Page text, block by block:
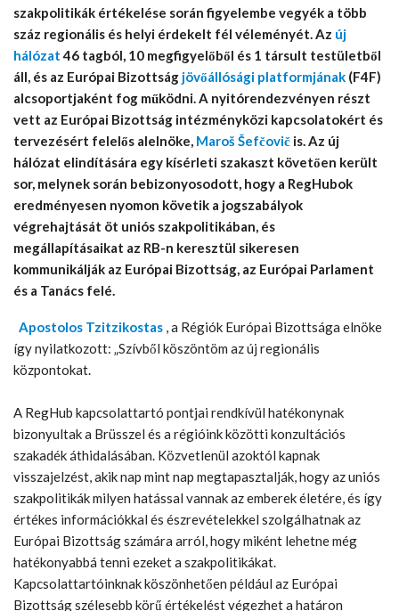
szakpolitikák értékelése során figyelembe vegyék a több
száz regionális és helyi érdekelt fél véleményét. Az új
hálózat 46 tagból, 10 megfigyelőből és 1 társult testületből
áll, és az Európai Bizottság jövőállósági platformjának (F4F)
alcsoportjaként fog működni. A nyitórendezvényen részt
vett az Európai Bizottság intézményközi kapcsolatokért és
tervezésért felelős alelnöke, Maroš Šefčovič is. Az új
hálózat elindítására egy kísérleti szakaszt követően került
sor, melynek során bebizonyosodott, hogy a RegHubok
eredményesen nyomon követik a jogszabályok
végrehajtását öt uniós szakpolitikában, és
megállapításaikat az RB-n keresztül sikeresen
kommunikálják az Európai Bizottság, az Európai Parlament
és a Tanács felé.
Apostolos Tzitzikostas , a Régiók Európai Bizottsága elnöke
így nyilatkozott: „Szívből köszöntöm az új regionális
központokat.
‎A RegHub kapcsolattartó pontjai rendkívül hatékonynak
bizonyultak a Brüsszel és a régióink közötti konzultációs
szakadék áthidalásában. Közvetlenül azoktól kapnak
visszajelzést, akik nap mint nap megtapasztalják, hogy az uniós
szakpolitikák milyen hatással vannak az emberek életére, és így
értékes információkkal és észrevételekkel szolgálhatnak az
Európai Bizottság számára arról, hogy miként lehetne még
hatékonyabbá tenni ezeket a szakpolitikákat.
Kapcsolattartóinknak köszönhetően például az Európai
Bizottság szélesebb körű értékelést végezhet a határon